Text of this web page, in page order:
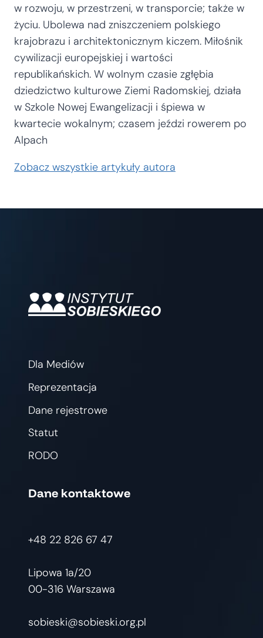
w rozwoju, w przestrzeni, w transporcie; także w
życiu. Ubolewa nad zniszczeniem polskiego
krajobrazu i architektonicznym kiczem. Miłośnik
cywilizacji europejskiej i wartości
republikańskich. W wolnym czasie zgłębia
dziedzictwo kulturowe Ziemi Radomskiej, działa
w Szkole Nowej Ewangelizacji i śpiewa w
kwartecie wokalnym; czasem jeździ rowerem po
Alpach
Zobacz wszystkie artykuły autora
Dla Mediów
Reprezentacja
Dane rejestrowe
Statut
RODO
Dane kontaktowe
+48 22 826 67 47
Lipowa 1a/20
00-316 Warszawa
sobieski@sobieski.org.pl